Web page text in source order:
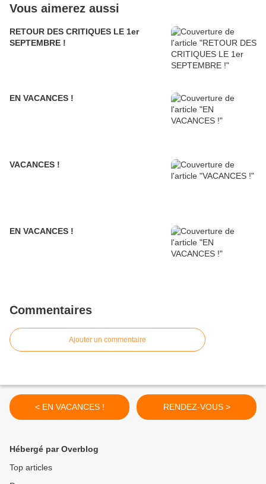
Vous aimerez aussi
RETOUR DES CRITIQUES LE 1er
SEPTEMBRE !
EN VACANCES !
VACANCES !
EN VACANCES !
Commentaires
Ajouter un commentaire
< EN VACANCES ! RENDEZ-VOUS >
Hébergé par Overblog
Top articles